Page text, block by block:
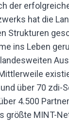
der
hat die
Strukturen
ins Leben
über 70 zdi-
4.500
größte MINT-